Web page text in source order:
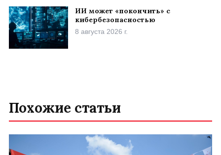
ИИ может «покончить» с
кибербезопасностью
8 августа 2026 г.
Похожие статьи